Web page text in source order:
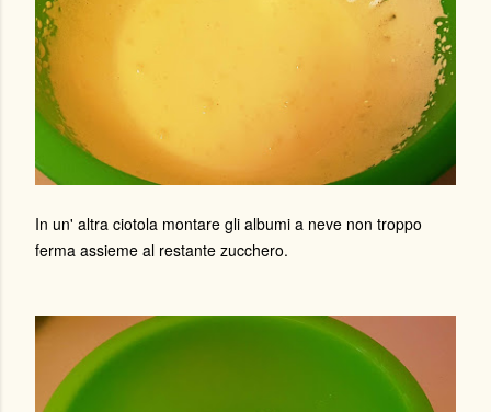
In un' altra ciotola montare gli albumi a neve non troppo
ferma assieme al restante zucchero.